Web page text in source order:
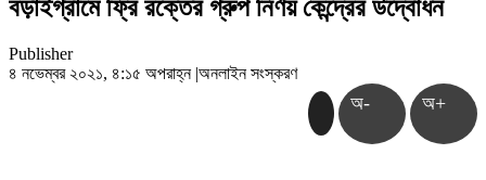
বড়াইগ্রামে ফ্রি রক্তের গ্রুপ নির্ণয় কেন্দ্রের উদ্বোধন
Publisher
৪ নভেম্বর ২০২১, ৪:১৫ অপরাহ্ন |অনলাইন সংস্করণ
অ- অ+